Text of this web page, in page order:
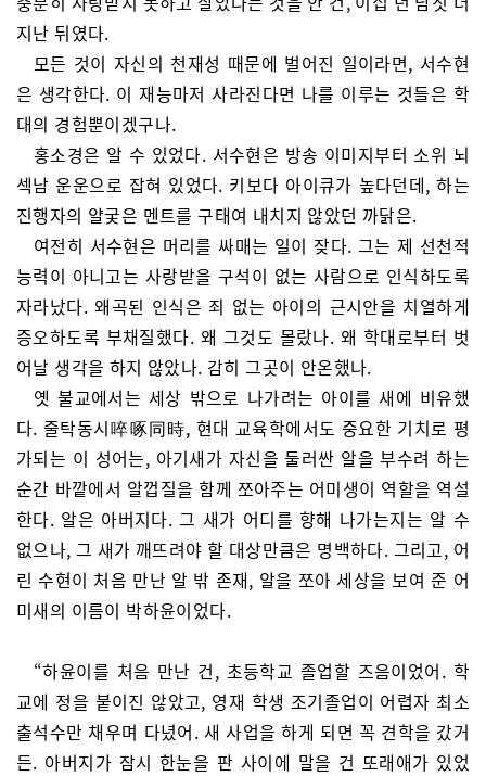
지난 뒤였다.
모든 것이 자신의 천재성 때문에 벌어진 일이라면, 서수현
은 생각한다. 이 재능마저 사라진다면 나를 이루는 것들은 학
대의 경험뿐이겠구나.
홍소경은 알 수 있었다. 서수현은 방송 이미지부터 소위 뇌
섹남 운운으로 잡혀 있었다. 키보다 아이큐가 높다던데, 하는
진행자의 얄궂은 멘트를 구태여 내치지 않았던 까닭은.
여전히 서수현은 머리를 싸매는 일이 잦다. 그는 제 선천적
능력이 아니고는 사랑받을 구석이 없는 사람으로 인식하도록
자라났다. 왜곡된 인식은 죄 없는 아이의 근시안을 치열하게
증오하도록 부채질했다. 왜 그것도 몰랐나. 왜 학대로부터 벗
어날 생각을 하지 않았나. 감히 그곳이 안온했나.
옛 불교에서는 세상 밖으로 나가려는 아이를 새에 비유했
다. 줄탁동시啐啄同時, 현대 교육학에서도 중요한 기치로 평
가되는 이 성어는, 아기새가 자신을 둘러싼 알을 부수려 하는
순간 바깥에서 알껍질을 함께 쪼아주는 어미생이 역할을 역설
한다. 알은 아버지다. 그 새가 어디를 향해 나가는지는 알 수
없으나, 그 새가 깨뜨려야 할 대상만큼은 명백하다. 그리고, 어
린 수현이 처음 만난 알 밖 존재, 알을 쪼아 세상을 보여 준 어
미새의 이름이 박하윤이었다.
“하윤이를 처음 만난 건, 초등학교 졸업할 즈음이었어. 학
교에 정을 붙이진 않았고, 영재 학생 조기졸업이 어렵자 최소
출석수만 채우며 다녔어. 새 사업을 하게 되면 꼭 견학을 갔거
든. 아버지가 잠시 한눈을 판 사이에 말을 건 또래애가 있었